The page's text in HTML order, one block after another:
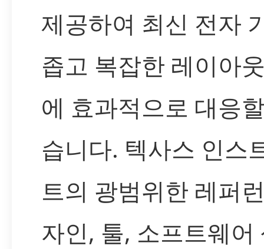
제공하여 최신 전자
좁고 복잡한 레이아
에 효과적으로 대응
습니다. 텍사스 인스
트의 광범위한 레퍼
자인, 툴, 소프트웨어